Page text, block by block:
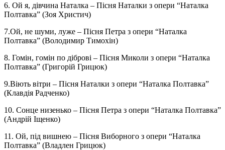
6. Ой я, дівчина Наталка – Пісня Наталки з опери “Наталка
Полтавка” (Зоя Христич)
7.Ой, не шуми, луже – Пісня Петра з опери “Наталка
Полтавка” (Володимир Тимохін)
8. Гомін, гомін по діброві – Пісня Миколи з опери “Наталка
Полтавка” (Григорій Грицюк)
9.Віють вітри – Пісня Наталки з опери “Наталка Полтавка”
(Клавдія Радченко)
10. Сонце низенько – Пісня Петра з опери “Наталка Полтавка”
(Андрій Іщенко)
11. Ой, під вишнею – Пісня Виборного з опери “Наталка
Полтавка” (Владлен Грицюк)